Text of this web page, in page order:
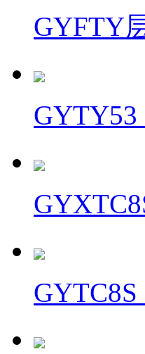
GYFTY
GYTY53